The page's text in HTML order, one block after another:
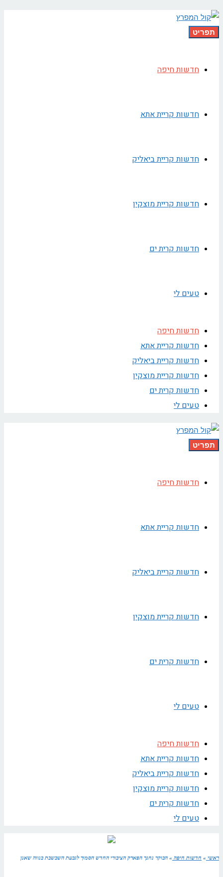
תפריט
חדשות חיפה
חדשות קריית אתא
חדשות קריית ביאליק
חדשות קריית מוצקין
חדשות קרית ים
טעים לי
חדשות חיפה
חדשות קריית אתא
חדשות קריית ביאליק
חדשות קריית מוצקין
חדשות קרית ים
טעים לי
תפריט
חדשות חיפה
חדשות קריית אתא
חדשות קריית ביאליק
חדשות קריית מוצקין
חדשות קרית ים
טעים לי
חדשות חיפה
חדשות קריית אתא
חדשות קריית ביאליק
חדשות קריית מוצקין
חדשות קרית ים
טעים לי
ראשי » חדשות חיפה » הבוקר נחנך הפארק הציבורי החדש הסמוך לגבעת השבשבת בנווה שאנן